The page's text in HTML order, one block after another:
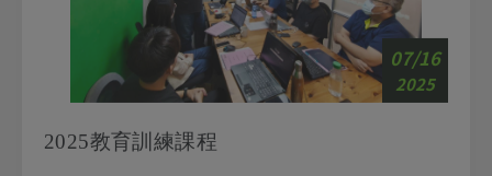
07/16
2025